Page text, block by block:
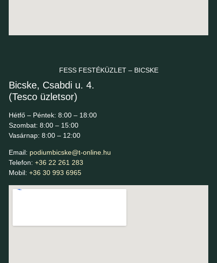
FESS FESTÉKÜZLET – BICSKE
Bicske, Csabdi u. 4.
(Tesco üzletsor)
Hétfő – Péntek: 8:00 – 18:00
Szombat: 8:00 – 15:00
Vasárnap: 8:00 – 12:00
Email: podiumbicske@t-online.hu
Telefon: +36 22 261 283
Mobil: +36 30 993 6965